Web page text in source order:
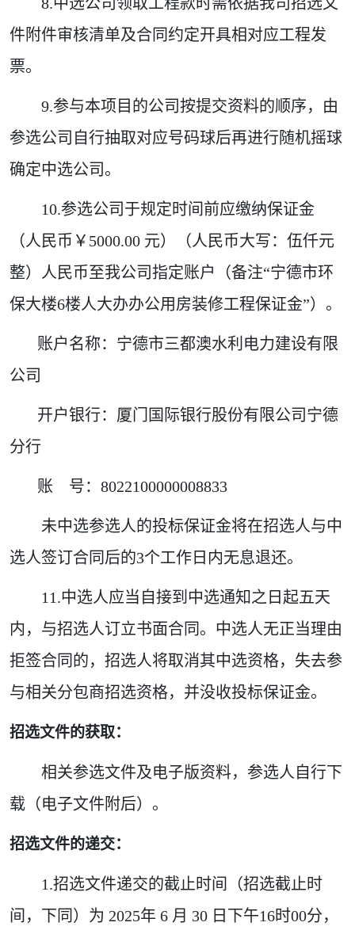
件附件审核清单及合同约定开具相对应工程发
票。
9.参与本项目的公司按提交资料的顺序，由
参选公司自行抽取对应号码球后再进行随机摇球
确定中选公司。
10.参选公司于规定时间前应缴纳保证金
（人民币￥5000.00 元）（人民币大写：伍仟元
整）人民币至我公司指定账户（备注“宁德市环
保大楼6楼人大办办公用房装修工程保证金”）。
账户名称：宁德市三都澳水利电力建设有限
公司
开户银行：厦门国际银行股份有限公司宁德
分行
账 号：8022100000008833
未中选参选人的投标保证金将在招选人与中
选人签订合同后的3个工作日内无息退还。
11.中选人应当自接到中选通知之日起五天
内，与招选人订立书面合同。中选人无正当理由
拒签合同的，招选人将取消其中选资格，失去参
与相关分包商招选资格，并没收投标保证金。
招选文件的获取：
相关参选文件及电子版资料，参选人自行下
载（电子文件附后）。
招选文件的递交：
1.招选文件递交的截止时间（招选截止时
间，下同）为 2025年 6 月 30 日下午16时00分，